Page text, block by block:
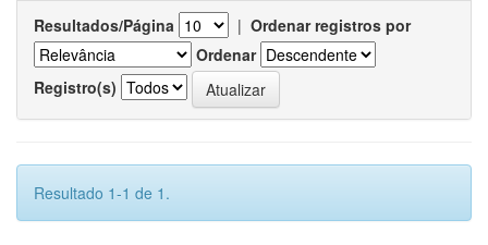
Resultados/Página | Ordenar registros por
Ordenar
Registro(s)
Resultado 1-1 de 1.